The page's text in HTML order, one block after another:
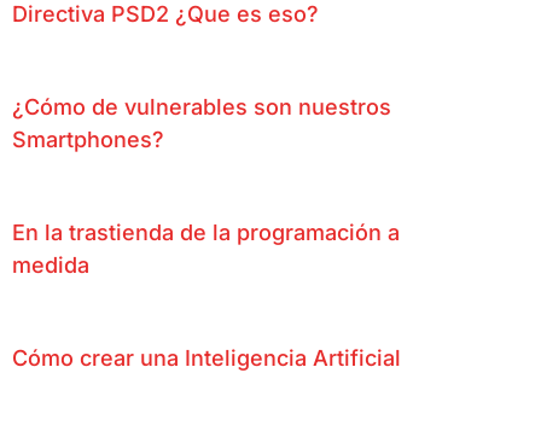
Directiva PSD2 ¿Que es eso?
¿Cómo de vulnerables son nuestros
Smartphones?
En la trastienda de la programación a
medida
Cómo crear una Inteligencia Artificial